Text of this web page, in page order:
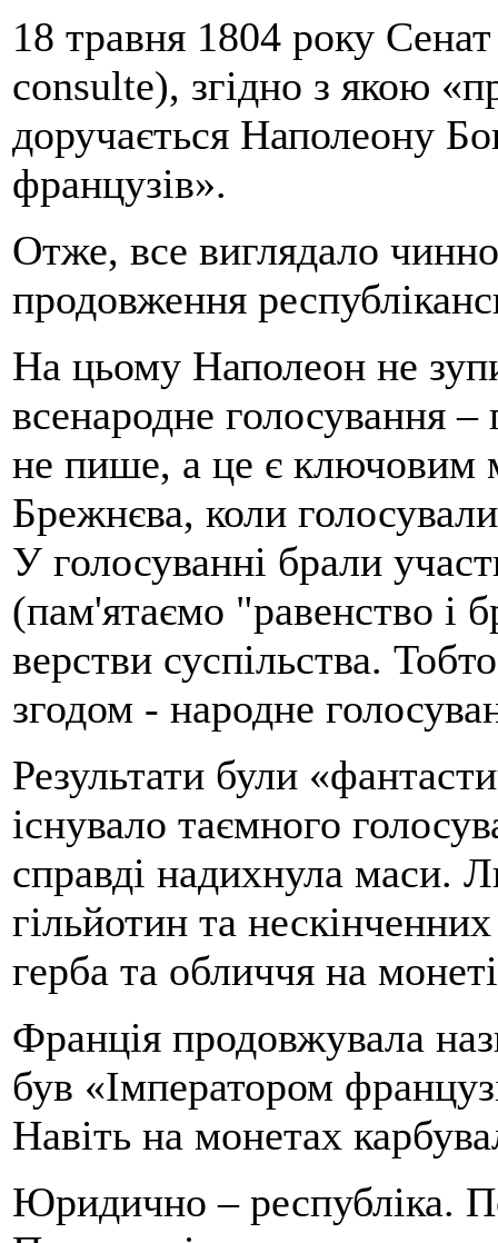
18 травня 1804 року
consulte), згідно з якою
доручається Наполеону
французів».
Отже, все виглядало
продовження
На цьому Наполеон не
всенародне голосування
не пише, а це є ключовим
Брежнєва, коли
У голосуванні брали
(пам'ятаємо "равенство і
верстви суспільства.
згодом - народне
Результати були
існувало таємного
справді надихнула маси.
гільйотин та
герба та обличчя на
Франція продовжувала
був «Імператором
Навіть на монетах
Юридично – республіка.